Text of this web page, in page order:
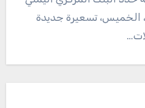
الخميس، تسعيرة جديدة